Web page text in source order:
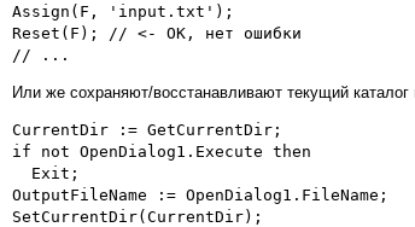
Assign(F, 'input.txt');
Reset(F); // <- OK, нет ошибки
Или же сохраняют/восстанавливают текущий
CurrentDir := GetCurrentDir;
if not OpenDialog1.Execute then
  Exit;
OutputFileName := OpenDialog1.FileName;
SetCurrentDir(CurrentDir);